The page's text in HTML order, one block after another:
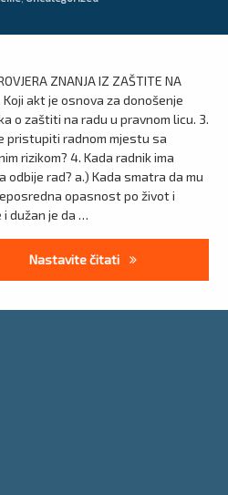
ZNANJA IZ ZAŠTITE NA
Koji akt je osnova za donošenje
o zaštiti na radu u pravnom licu. 3.
pristupiti radnom mjestu sa
rizikom? 4. Kada radnik ima
odbije rad? a.) Kada smatra da mu
opasnost po život i
i dužan je da …
Nastavite čitati Test iz zaštite na